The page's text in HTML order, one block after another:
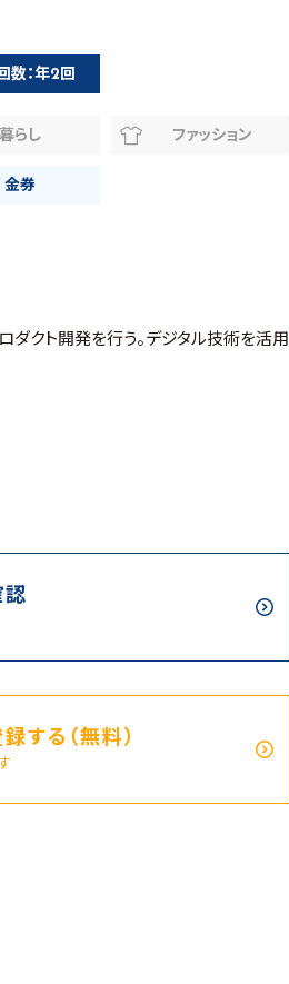
数：年2回
暮らし ファッション
金券
ダクト開発を行う。デジタル技術を活用
認
る（無料）